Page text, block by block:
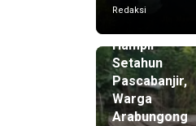
Redaksi
Hampir
Setahun
Pascabanjir,
Warga
Arabungong